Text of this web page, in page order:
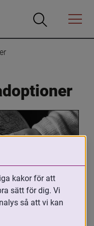
Öppna
Öppna
Menyn
med
kakor för att
sätt för dig. Vi
så att vi kan